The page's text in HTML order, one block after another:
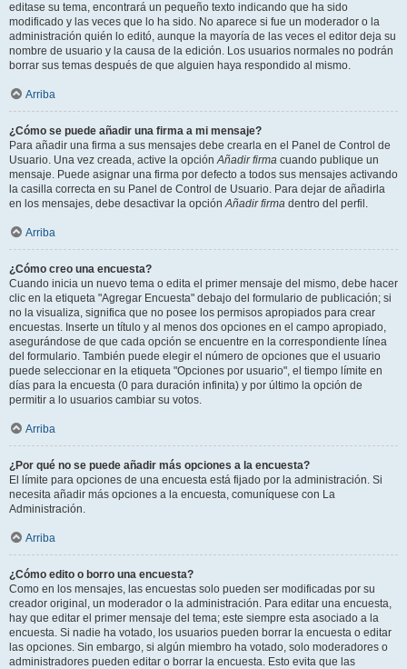
editase su tema, encontrará un pequeño texto indicando que ha sido
modificado y las veces que lo ha sido. No aparece si fue un moderador o la
administración quién lo editó, aunque la mayoría de las veces el editor deja su
nombre de usuario y la causa de la edición. Los usuarios normales no podrán
borrar sus temas después de que alguien haya respondido al mismo.
Arriba
¿Cómo se puede añadir una firma a mi mensaje?
Para añadir una firma a sus mensajes debe crearla en el Panel de Control de
Usuario. Una vez creada, active la opciónAñadir firma cuando publique un
mensaje. Puede asignar una firma por defecto a todos sus mensajes activando
la casilla correcta en su Panel de Control de Usuario. Para dejar de añadirla
en los mensajes, debe desactivar la opciónAñadir firma dentro del perfil.
Arriba
¿Cómo creo una encuesta?
Cuando inicia un nuevo tema o edita el primer mensaje del mismo, debe hacer
clic en la etiqueta "Agregar Encuesta" debajo del formulario de publicación; si
no la visualiza, significa que no posee los permisos apropiados para crear
encuestas. Inserte un título y al menos dos opciones en el campo apropiado,
asegurándose de que cada opción se encuentre en la correspondiente línea
del formulario. También puede elegir el número de opciones que el usuario
puede seleccionar en la etiqueta "Opciones por usuario", el tiempo límite en
días para la encuesta (0 para duración infinita) y por último la opción de
permitir a lo usuarios cambiar su votos.
Arriba
¿Por qué no se puede añadir más opciones a la encuesta?
El límite para opciones de una encuesta está fijado por la administración. Si
necesita añadir más opciones a la encuesta, comuníquese con La
Administración.
Arriba
¿Cómo edito o borro una encuesta?
Como en los mensajes, las encuestas solo pueden ser modificadas por su
creador original, un moderador o la administración. Para editar una encuesta,
hay que editar el primer mensaje del tema; este siempre esta asociado a la
encuesta. Si nadie ha votado, los usuarios pueden borrar la encuesta o editar
las opciones. Sin embargo, si algún miembro ha votado, solo moderadores o
administradores pueden editar o borrar la encuesta. Esto evita que las